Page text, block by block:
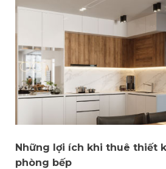
Những lợi ích khi thuê thiết
phòng bếp